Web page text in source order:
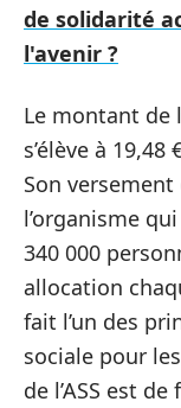
de solidarité
l'avenir ?
Le montant de
s’élève à
Son
l’organisme
340 000
allocation
fait l’un des
sociale pour
de l’ASS est